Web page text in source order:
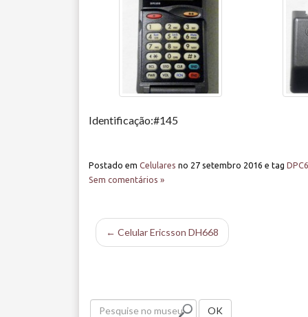
Identificação:#145
Postado em Celulares no 27 setembro 2016 e tag
Sem comentários »
← Celular Ericsson DH668
OK